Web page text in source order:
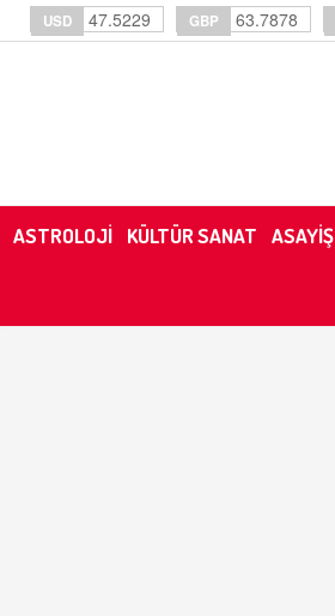
USD 47.5229 GBP 63.7878
ASTROLOJİ KÜLTÜR SANAT ASAYİŞ